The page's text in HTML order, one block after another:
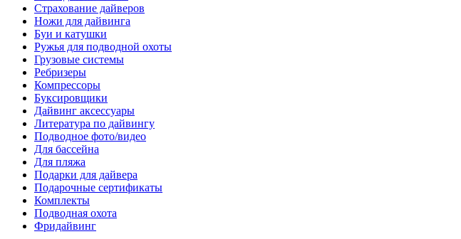
Страхование дайверов
Ножи для дайвинга
Буи и катушки
Ружья для подводной охоты
Грузовые системы
Ребризеры
Компрессоры
Буксировщики
Дайвинг аксессуары
Литература по дайвингу
Подводное фото/видео
Для бассейна
Для пляжа
Подарки для дайвера
Подарочные сертификаты
Комплекты
Подводная охота
Фридайвинг